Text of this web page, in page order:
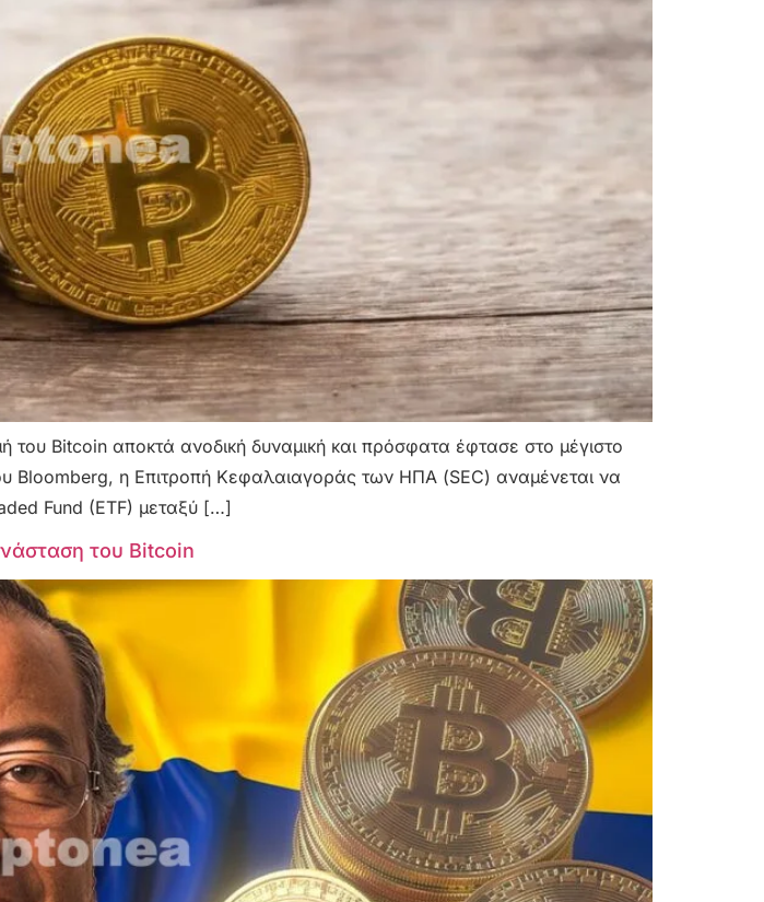
του Bitcoin αποκτά ανοδική δυναμική και πρόσφατα έφτασε στο μέγιστο
η Επιτροπή Κεφαλαιαγοράς των ΗΠΑ (SEC) αναμένεται να
Fund (ETF) μεταξύ […]
του Bitcoin